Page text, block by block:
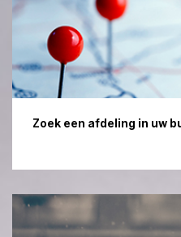
Zoek een afdeling in uw